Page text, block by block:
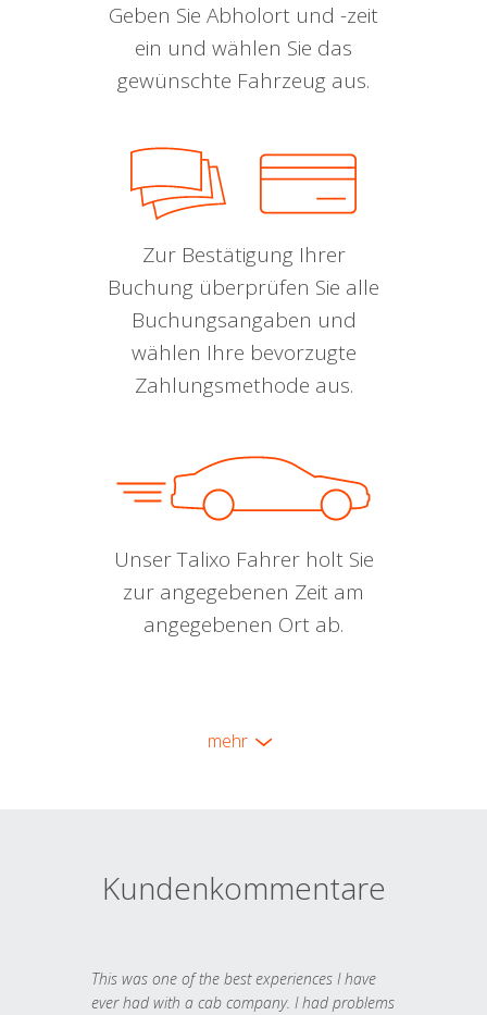
Geben Sie Abholort und -zeit
ein und wählen Sie das
gewünschte Fahrzeug aus.
Zur Bestätigung Ihrer
Buchung überprüfen Sie alle
Buchungsangaben und
wählen Ihre bevorzugte
Zahlungsmethode aus.
Unser Talixo Fahrer holt Sie
zur angegebenen Zeit am
angegebenen Ort ab.
mehr
Kundenkommentare
This was one of the best experiences I have
ever had with a cab company. I had problems